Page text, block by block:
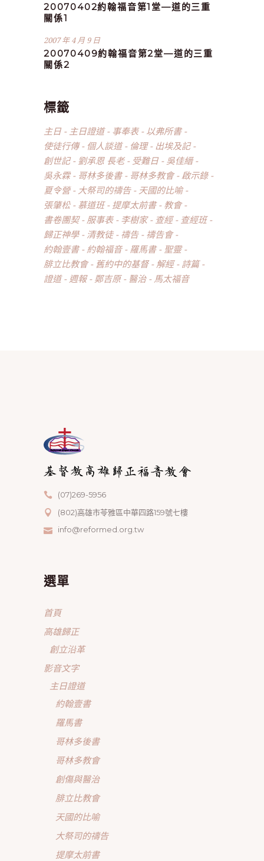
20070402約翰福音第1堂—道的三重
關係1
2007 年 4 月 9 日
20070409約翰福音第2堂—道的三重
關係2
標籤
主日 主日證道 事奉表
以弗所書
使徒行傳
個人談道 倫理
出埃及記
創世記
劉承恩 長老 受難日
吳佳縉
吳永霖
哥林多後書 哥林多教會
啟示錄
夏令營
大祭司的禱告
天國的比喻
張肇松
慕道班 提摩太前書
教會
書卷團契
服事表 李樹家 查經
查經班
歸正神學
清教徒 禱告
禱告會
約翰壹書
約翰福音 羅馬書
聖靈
腓立比教會
舊約中的基督 解經
詩篇
證道
週報 鄭吉原 醫治 馬太福音
(07)269-5956
(802)高雄市苓雅區中華四路159號七樓
info@reformed.org.tw
選單
首頁
高雄歸正
創立沿革
影音文字
主日證道
約翰壹書
羅馬書
哥林多後書
哥林多教會
創傷與醫治
腓立比教會
天國的比喻
大祭司的禱告
提摩太前書